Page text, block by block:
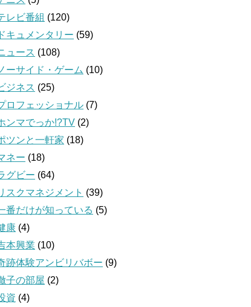
レビ番組 (120)
ドキュメンタリー (59)
ュース (108)
ーサイド・ゲーム (10)
ジネス (25)
ロフェッショナル (7)
ンマでっか!?TV (2)
ツンと一軒家 (18)
ネー (18)
グビー (64)
スクマネジメント (39)
番だけが知っている (5)
康 (4)
本興業 (10)
跡体験アンビリバボー (9)
子の部屋 (2)
資 (4)